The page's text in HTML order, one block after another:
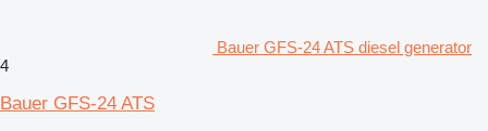
Bauer GFS-24 ATS diesel generator
4
Bauer GFS-24 ATS